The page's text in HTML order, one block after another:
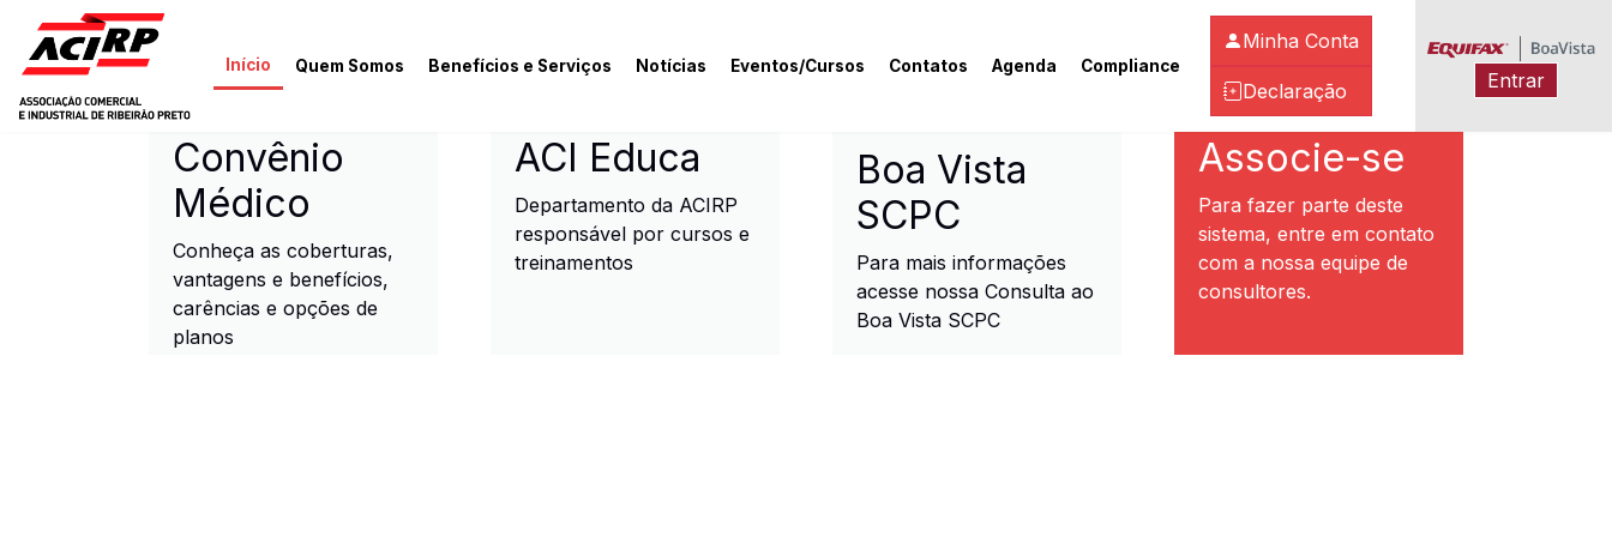
Pular para o conteúdo principal
Início Quem Somos Benefícios e Serviços Notícias Eventos/Cursos Contatos Agenda Compliance
Minha Conta
Declaração Entrar
ACIRP - Associação Comercial e Industrial de Ribeirão Preto
Convênio
Médico
Conheça as coberturas,
vantagens e benefícios,
carências e opções de
planos
ACI Educa
Departamento da ACIRP
responsável por cursos e
treinamentos
Boa Vista
SCPC
Para mais informações
acesse nossa Consulta ao
Boa Vista SCPC
Associe-se
Para fazer parte deste
sistema, entre em contato
com a nossa equipe de
consultores.